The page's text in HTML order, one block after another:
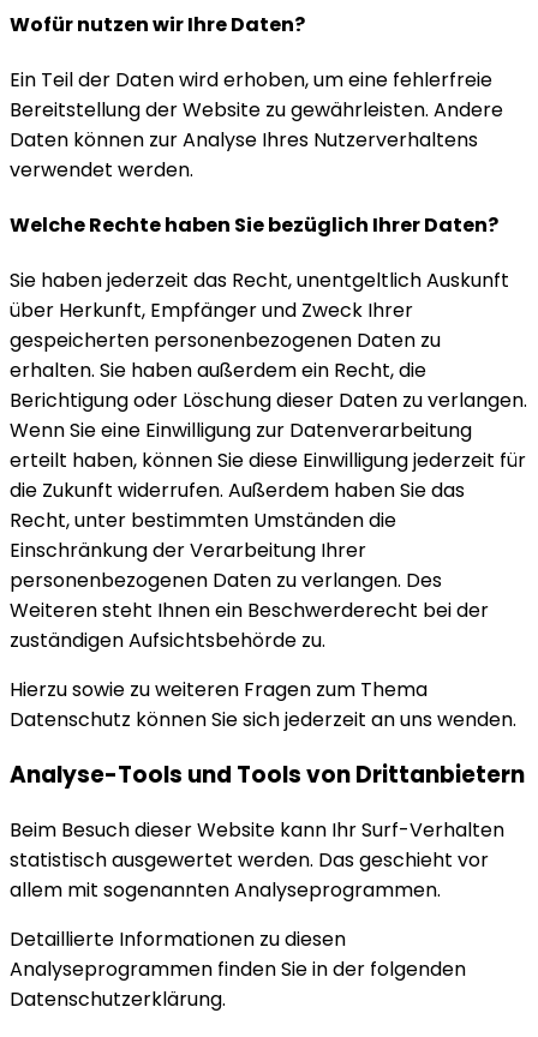
Wofür nutzen wir Ihre Daten?
Ein Teil der Daten wird erhoben, um eine fehlerfreie
Bereitstellung der Website zu gewährleisten. Andere
Daten können zur Analyse Ihres Nutzerverhaltens
verwendet werden.
Welche Rechte haben Sie bezüglich Ihrer Daten?
Sie haben jederzeit das Recht, unentgeltlich Auskunft
über Herkunft, Empfänger und Zweck Ihrer
gespeicherten personenbezogenen Daten zu
erhalten. Sie haben außerdem ein Recht, die
Berichtigung oder Löschung dieser Daten zu verlangen.
Wenn Sie eine Einwilligung zur Datenverarbeitung
erteilt haben, können Sie diese Einwilligung jederzeit für
die Zukunft widerrufen. Außerdem haben Sie das
Recht, unter bestimmten Umständen die
Einschränkung der Verarbeitung Ihrer
personenbezogenen Daten zu verlangen. Des
Weiteren steht Ihnen ein Beschwerderecht bei der
zuständigen Aufsichtsbehörde zu.
Hierzu sowie zu weiteren Fragen zum Thema
Datenschutz können Sie sich jederzeit an uns wenden.
Analyse-Tools und Tools von Dritt­anbietern
Beim Besuch dieser Website kann Ihr Surf-Verhalten
statistisch ausgewertet werden. Das geschieht vor
allem mit sogenannten Analyseprogrammen.
Detaillierte Informationen zu diesen
Analyseprogrammen finden Sie in der folgenden
Datenschutzerklärung.